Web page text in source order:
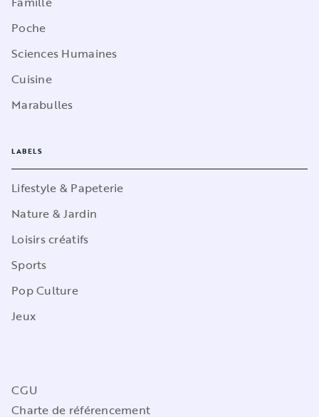
Poche
Sciences Humaines
Cuisine
Marabulles
LABELS
Lifestyle & Papeterie
Nature & Jardin
Loisirs créatifs
Sports
Pop Culture
Jeux
CGU
Charte de référencement